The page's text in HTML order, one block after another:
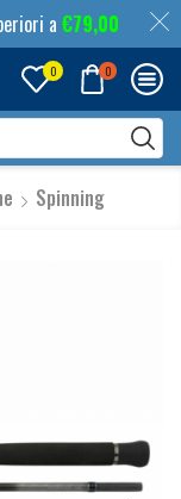
a €79,00
0 0
Spinning